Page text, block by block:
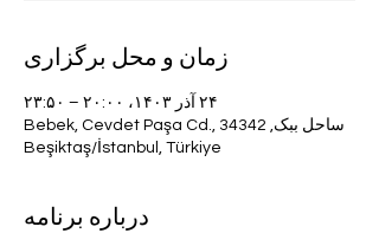
زمان و محل برگزاری
۲۴ آذر ۱۴۰۳، ۲۰:۰۰ – ۲۳:۵۰
ساحل ببک, Bebek, Cevdet Paşa Cd., 34342
Beşiktaş/İstanbul, Türkiye
درباره برنامه